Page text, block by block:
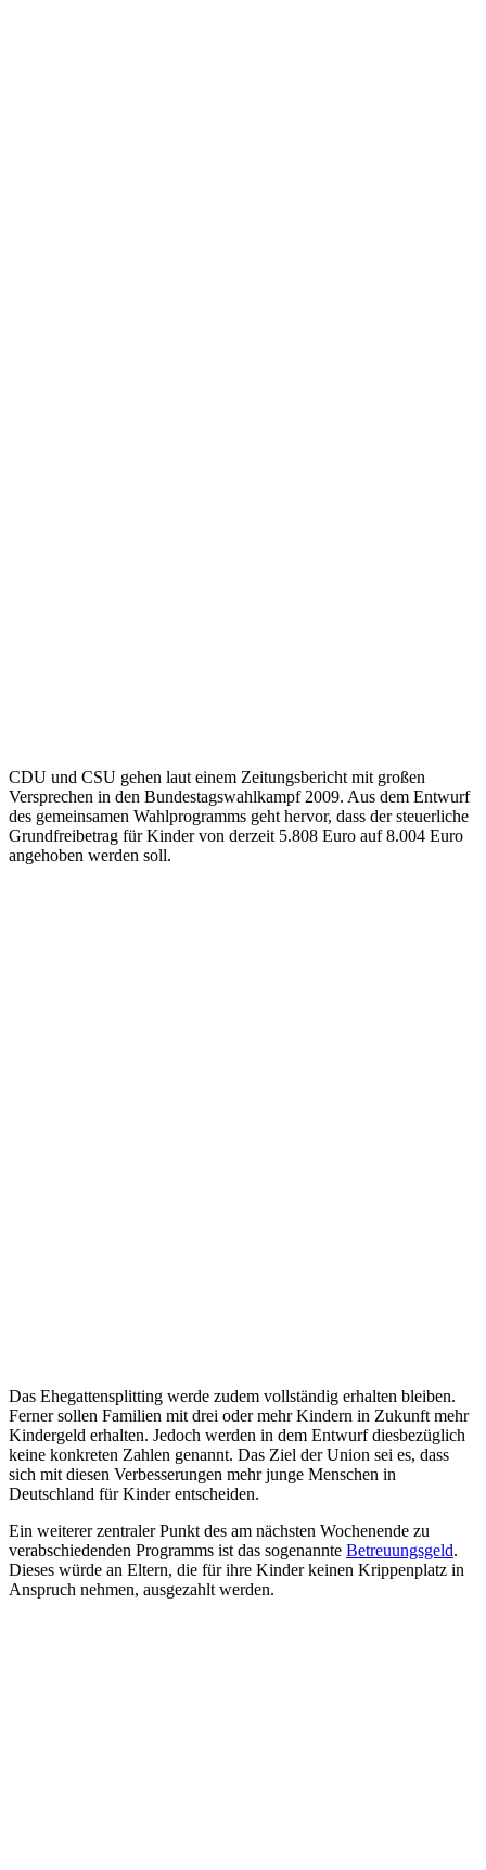
CDU und CSU gehen laut einem Zeitungsbericht mit großen
Versprechen in den Bundestagswahlkampf 2009. Aus dem Entwurf
des gemeinsamen Wahlprogramms geht hervor, dass der steuerliche
Grundfreibetrag für Kinder von derzeit 5.808 Euro auf 8.004 Euro
angehoben werden soll.
Das Ehegattensplitting werde zudem vollständig erhalten bleiben.
Ferner sollen Familien mit drei oder mehr Kindern in Zukunft mehr
Kindergeld erhalten. Jedoch werden in dem Entwurf diesbezüglich
keine konkreten Zahlen genannt. Das Ziel der Union sei es, dass
sich mit diesen Verbesserungen mehr junge Menschen in
Deutschland für Kinder entscheiden.
Ein weiterer zentraler Punkt des am nächsten Wochenende zu
verabschiedenden Programms ist das sogenannte Betreuungsgeld.
Dieses würde an Eltern, die für ihre Kinder keinen Krippenplatz in
Anspruch nehmen, ausgezahlt werden.